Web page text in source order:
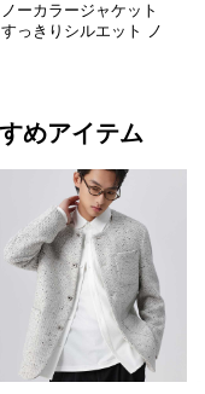
ノーカラージャケット
すっきりシルエット ノ
めアイテム